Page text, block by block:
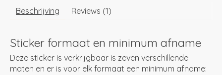
Beschrijving Reviews (1)
Sticker formaat en minimum afname
Deze sticker is verkrijgbaar is zeven verschillende
maten en er is voor elk formaat een minimum afname: